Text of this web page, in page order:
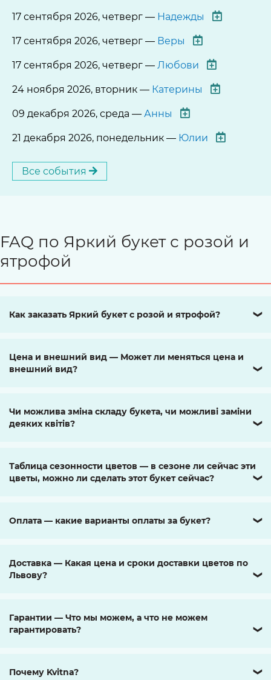
17 сентября 2026, четверг — Надежды
17 сентября 2026, четверг — Веры
17 сентября 2026, четверг — Любови
24 ноября 2026, вторник — Катерины
09 декабря 2026, среда — Анны
21 декабря 2026, понедельник — Юлии
Все события
FAQ по Яркий букет с розой и
ятрофой
Как заказать Яркий букет с розой и ятрофой? ❯
Цена и внешний вид — Может ли меняться цена и
внешний вид?
❯
Чи можлива зміна складу букета, чи можливі заміни
деяких квітів?
❯
Таблица сезонности цветов — в сезоне ли сейчас эти
цветы, можно ли сделать этот букет сейчас?
❯
Оплата — какие варианты оплаты за букет? ❯
Доставка — Какая цена и сроки доставки цветов по
Львову?
❯
Гарантии — Что мы можем, а что не можем
гарантировать?
❯
Почему Kvitna? ❯